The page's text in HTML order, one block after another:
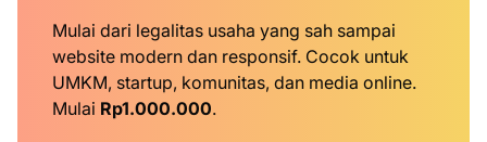
Mulai dari legalitas usaha yang sah sampai
website modern dan responsif. Cocok untuk
UMKM, startup, komunitas, dan media online.
Mulai Rp1.000.000.